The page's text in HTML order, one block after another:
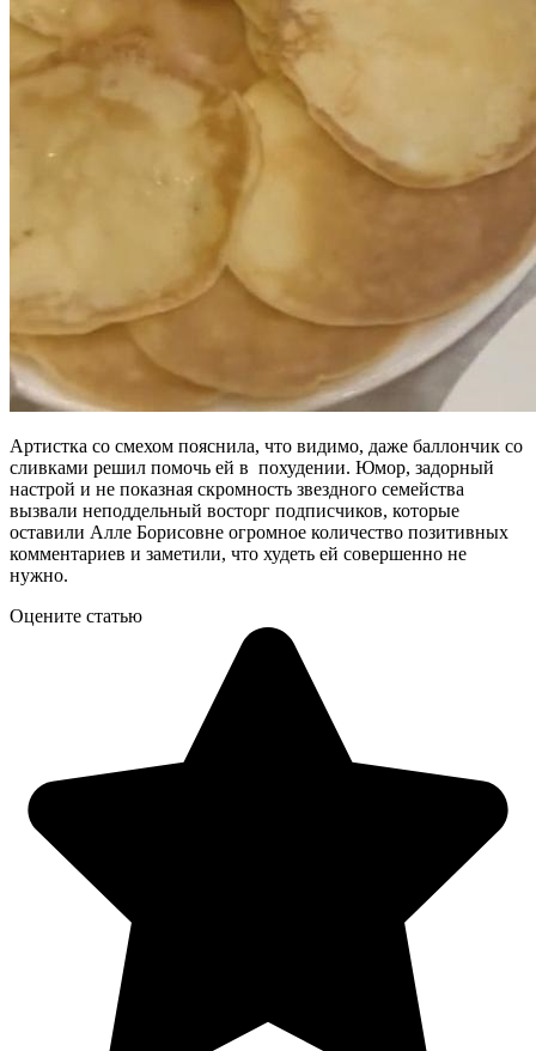
Артистка со смехом пояснила, что видимо, даже баллончик со
сливками решил помочь ей в похудении. Юмор, задорный
настрой и не показная скромность звездного семейства
вызвали неподдельный восторг подписчиков, которые
оставили Алле Борисовне огромное количество позитивных
комментариев и заметили, что худеть ей совершенно не
нужно.
Оцените статью